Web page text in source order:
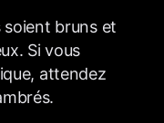
soient bruns et
Si vous
attendez